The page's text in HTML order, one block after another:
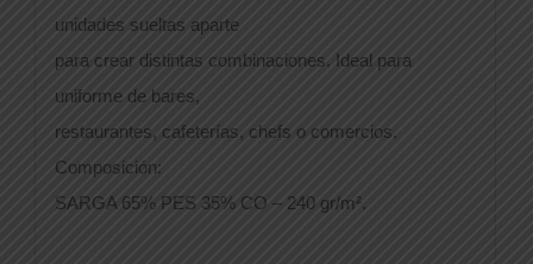
unidades sueltas aparte
para crear distintas combinaciones. Ideal para
uniforme de bares,
restaurantes, cafeterías, chefs o comercios.
Composición:
SARGA 65% PES 35% CO – 240 gr/m².